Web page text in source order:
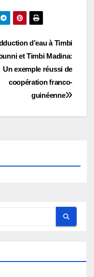
d’eau à Timbi
et Timbi Madina:
Un exemple réussi de
coopération franco-
guinéenne